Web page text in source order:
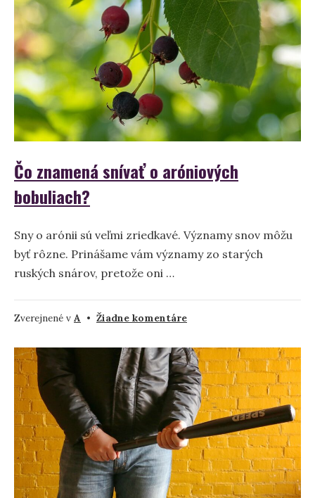
výklad
sna
Čo znamená snívať o aróniových
bobuliach?
Sny o arónii sú veľmi zriedkavé. Významy snov môžu
byť rôzne. Prinášame vám významy zo starých
ruských snárov, pretože oni …
Zverejnené v A • Žiadne komentárena
znamená
snívať
o
aróniových
bobuliach?